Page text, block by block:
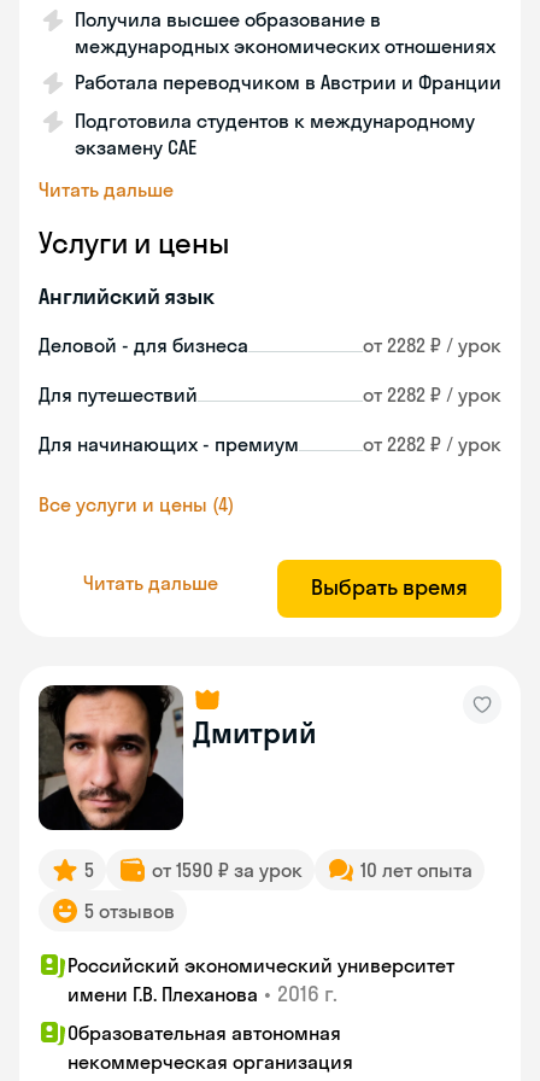
Получила высшее образование в
международных экономических отношениях
Работала переводчиком в Австрии и Франции
Подготовила студентов к международному
экзамену CAE
Читать дальше
Услуги и цены
Английский язык
Деловой - для бизнеса от 2282 ₽ / урок
Для путешествий от 2282 ₽ / урок
Для начинающих - премиум от 2282 ₽ / урок
Все услуги и цены (4)
Читать дальше Выбрать время
Дмитрий
5 от 1590 ₽ за урок
10 лет опыта
5 отзывов
Российский экономический университет
имени Г.В. Плеханова • 2016 г.
Образовательная автономная
некоммерческая организация